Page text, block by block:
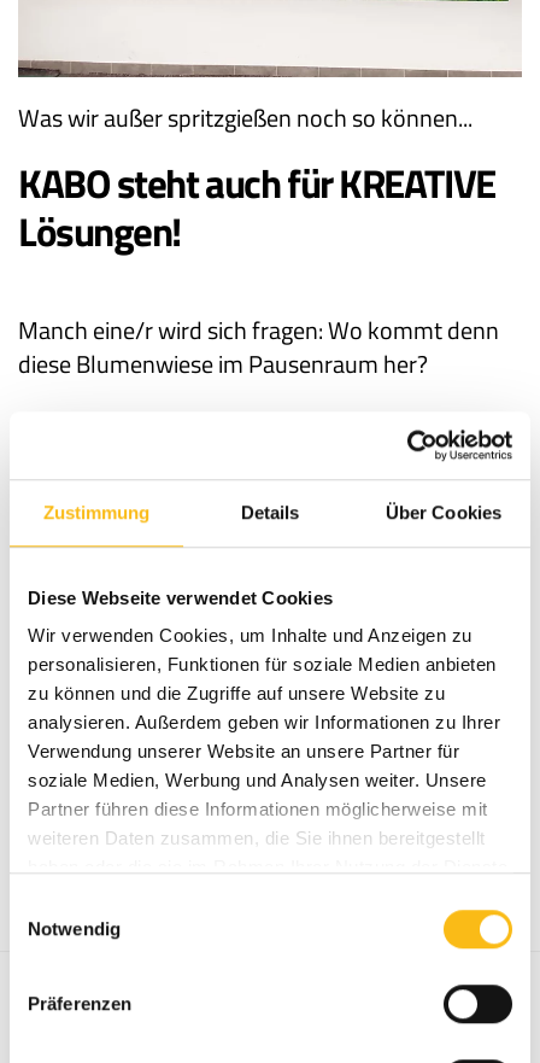
Zustimmung Details Über Cookies
Diese Webseite verwendet Cookies
Wir verwenden Cookies, um Inhalte und Anzeigen zu
personalisieren, Funktionen für soziale Medien anbieten
zu können und die Zugriffe auf unsere Website zu
analysieren. Außerdem geben wir Informationen zu Ihrer
Verwendung unserer Website an unsere Partner für
soziale Medien, Werbung und Analysen weiter. Unsere
Partner führen diese Informationen möglicherweise mit
weiteren Daten zusammen, die Sie ihnen bereitgestellt
Notwendig
Präferenzen
Was wir außer spritzgießen noch so können...
KABO steht auch für KREATIVE
Lösungen!
Manch eine/r wird sich fragen: Wo kommt denn
diese Blumenwiese im Pausenraum her?
Die Idee, den Pausenraum aufzuhübschen, gab es
schon länger. Nun wurde daraus Wirklichkeit:
Wie unser Kollege, der seine künstlerische
Kreativität hier so wunderbar eingebracht und mit
viel Liebe zum Detail die bunte und fröhliche
Blumenwiese an die Wand gezaubert hat, so
sehen wir auch unser gesamtes KABO-Team als
ein bunte Blumenwiese. Jedes „Blümchen“ bringt
seine Persönlichkeit und Talente mit ein, wir
unterstützen und fördern diese Vielfältigkeit
denn das zeichnet uns als KABO-Team aus.
Wir finden, das Ergebnis kann sich sowas von
sehen lassen und bedanken uns recht herzlich für
das Engagement und die Sonderschichten!
PLASTIC.DE
7633
0
KONTAKT